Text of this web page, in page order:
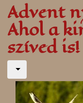
Advent
Ahol a
szíved is!